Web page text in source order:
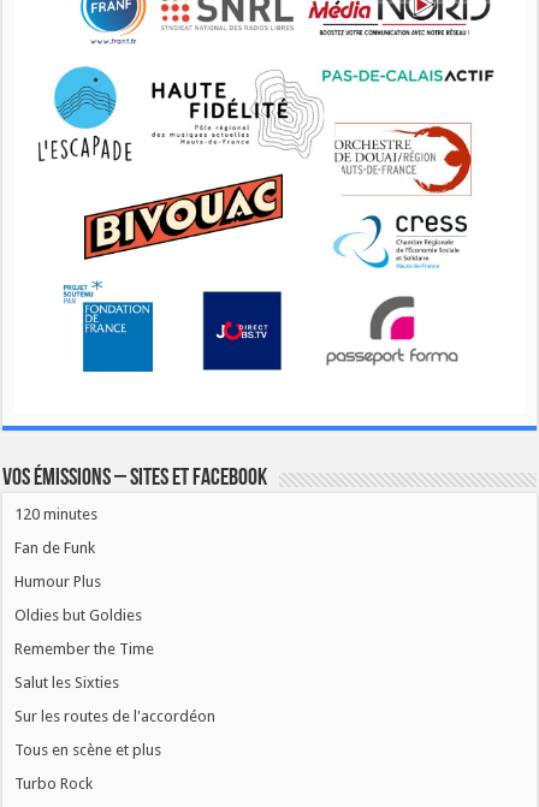
Vos émissions – Sites et Facebook
120 minutes
Fan de Funk
Humour Plus
Oldies but Goldies
Remember the Time
Salut les Sixties
Sur les routes de l'accordéon
Tous en scène et plus
Turbo Rock